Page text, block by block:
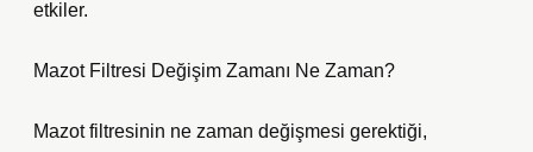
etkiler.
Mazot Filtresi Değişim Zamanı Ne Zaman?
Mazot filtresinin ne zaman değişmesi gerektiği,